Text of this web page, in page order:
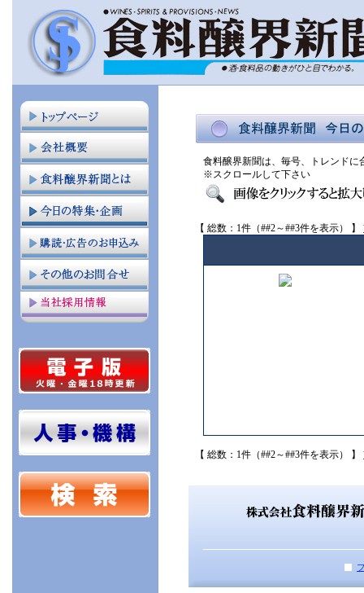
食料醸界新聞は、毎号、トレンド
※スクロールして下さい
【 総数：1件（##2～##3件を表示） 】
【 総数：1件（##2～##3件を表示） 】